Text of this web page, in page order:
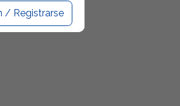
/ Registrarse